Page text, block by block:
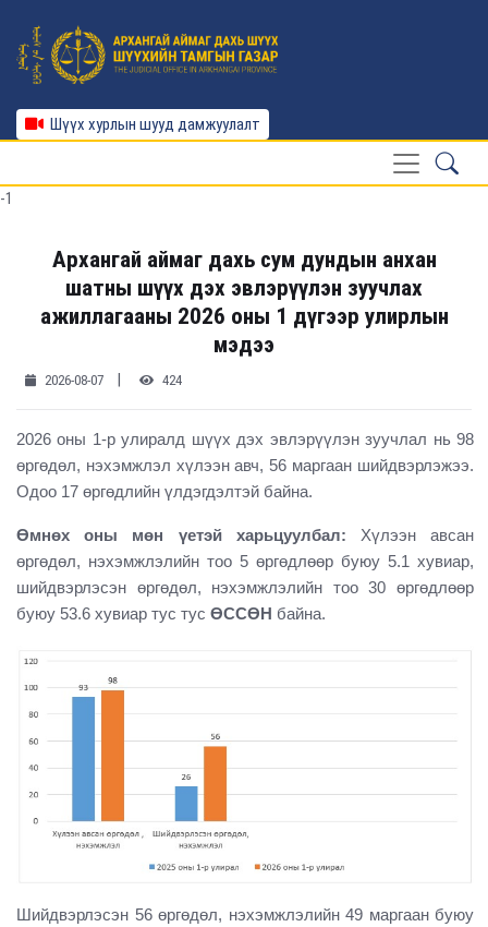
Шүүх хурлын шууд дамжуулалт
-1
Архангай аймаг дахь сум дундын анхан
шатны шүүх дэх эвлэрүүлэн зуучлах
ажиллагааны 2026 оны 1 дүгээр улирлын
мэдээ
2026-08-07 424
2026 оны 1-р улиралд шүүх дэх эвлэрүүлэн зуучлал нь 98
өргөдөл, нэхэмжлэл хүлээн авч, 56 маргаан шийдвэрлэжээ.
Одоо 17 өргөдлийн үлдэгдэлтэй байна.
Өмнөх оны мөн үетэй харьцуулбал: Хүлээн авсан
өргөдөл, нэхэмжлэлийн тоо 5 өргөдлөөр буюу 5.1 хувиар,
шийдвэрлэсэн өргөдөл, нэхэмжлэлийн тоо 30 өргөдлөөр
буюу 53.6 хувиар тус тус ӨССӨН байна.
Шийдвэрлэсэн 56 өргөдөл, нэхэмжлэлийн 49 маргаан буюу